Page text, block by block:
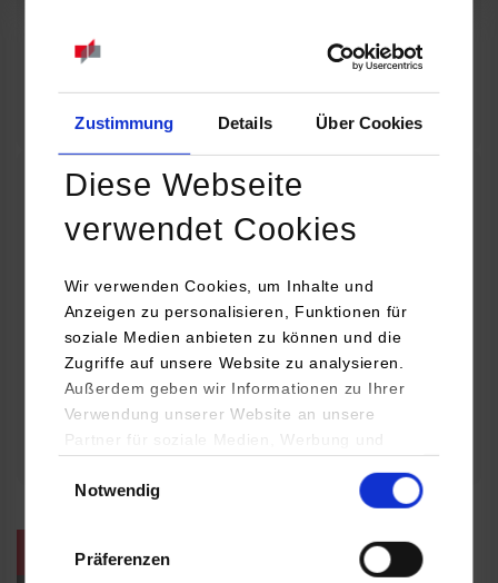
Zustimmung Details Über Cookies
Diese Webseite
verwendet Cookies
Wir verwenden Cookies, um Inhalte und
Anzeigen zu personalisieren, Funktionen für
soziale Medien anbieten zu können und die
Zugriffe auf unsere Website zu analysieren.
Außerdem geben wir Informationen zu Ihrer
Verwendung unserer Website an unsere
Partner für soziale Medien, Werbung und
YouTube, Google Maps) führen diese
Daten zusammen, die Sie ihnen bereitgestellt
haben oder die sie im Rahmen Ihrer Nutzung
Notwendig
Präferenzen
Online INDIS-Infoveranstaltung für Studierende
Zum Event
Technologietag: Clean Urban Transportation –
nachhaltige Mobilität im (sub)urbanen Umfeld
16.09.2026 - 17.09.2026
Im Mittelpunkt stehen elektrische Antriebe, moderne
Batterietechnologien und innovative Fahrzeugkonzepte für
nachhaltige Mobilität in Stadt und…
weitere Veranstaltungen / Termine